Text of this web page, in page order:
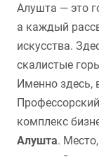
Алушта — это
а каждый
искусства.
скалистые
Именно здесь,
комплекс
Алушта.